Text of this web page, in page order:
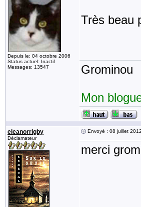
Depuis le: 04 octobre 2006
Status actuel: Inactif
Messages: 13547
Très beau
Grominou
Mon
eleanorrigby
Déclamateur
Envoyé : 08 juillet
merci